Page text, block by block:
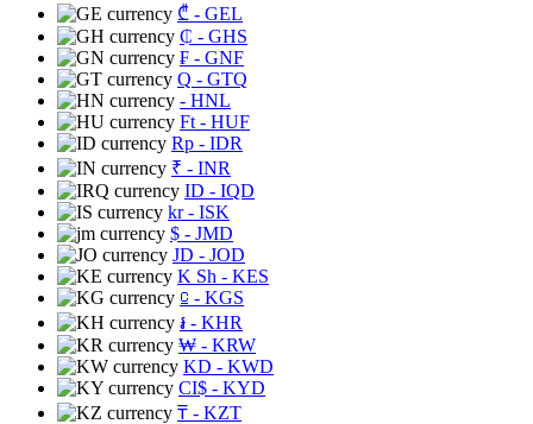
₾ - GEL
₵ - GHS
₣ - GNF
Q - GTQ
- HNL
Ft - HUF
Rp - IDR
₹ - INR
ID - IQD
kr- ISK
$ - JMD
JD - JOD
K Sh - KES
⃀ - KGS
៛ - KHR
₩ - KRW
KD - KWD
CI$ - KYD
₸ - KZT